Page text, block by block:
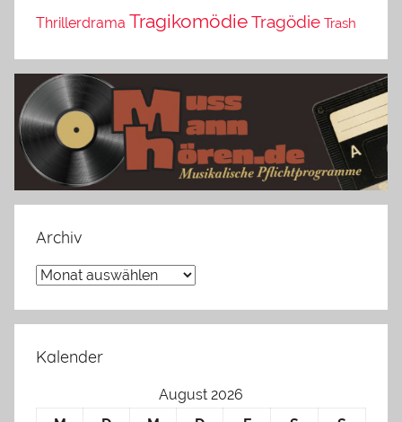
Thrillerdrama TragikomödieTragödie Trash
Archiv
Archiv
Kalender
August 2026